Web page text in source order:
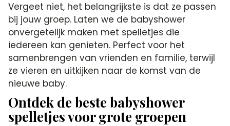
Vergeet niet, het belangrijkste is dat ze passen
bij jouw groep. Laten we de babyshower
onvergetelijk maken met spelletjes die
iedereen kan genieten. Perfect voor het
samenbrengen van vrienden en familie, terwijl
ze vieren en uitkijken naar de komst van de
nieuwe baby.
Ontdek de beste babyshower
spelletjes voor grote groepen